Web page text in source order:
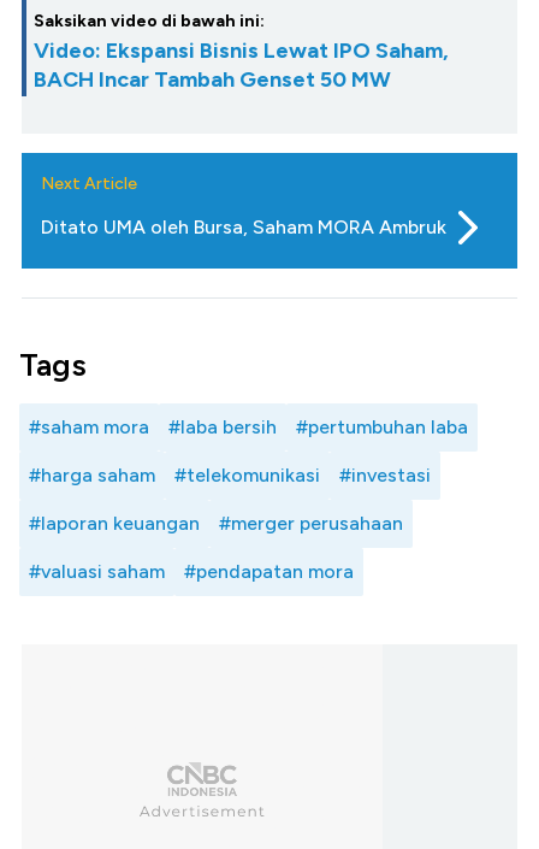
Saksikan video di bawah ini:
Video: Ekspansi Bisnis Lewat IPO Saham,
BACH Incar Tambah Genset 50 MW
Next Article
Ditato UMA oleh Bursa, Saham MORA Ambruk
Tags
#saham mora #laba bersih #pertumbuhan laba
#harga saham #telekomunikasi #investasi
#laporan keuangan #merger perusahaan
#valuasi saham #pendapatan mora